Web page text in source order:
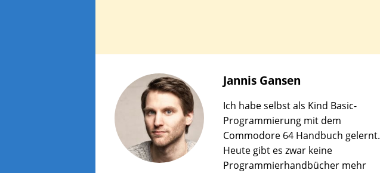
Jannis Gansen
Ich habe selbst als Kind Basic-
Programmierung mit dem
Commodore 64 Handbuch gelernt.
Heute gibt es zwar keine
Programmierhandbücher mehr